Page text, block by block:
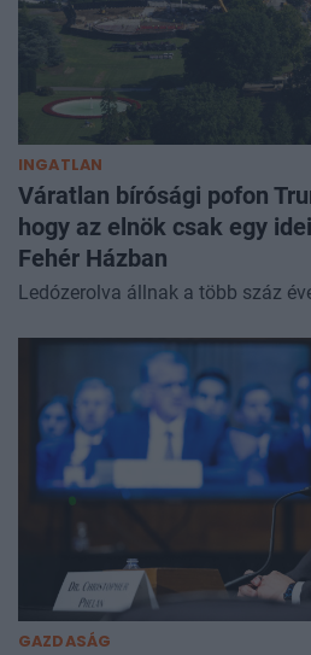
INGATLAN
Váratlan bírósági pofon
hogy az elnök csak egy
Fehér Házban
Ledózerolva állnak a több száz
GAZDASÁG